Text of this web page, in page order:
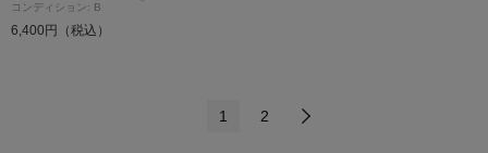
コンディション: B
6,400円（税込）
1 2